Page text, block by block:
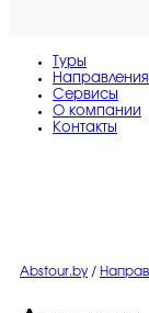
Туры
Направления
Сервисы
O компании
Контакты
Abstour.by /